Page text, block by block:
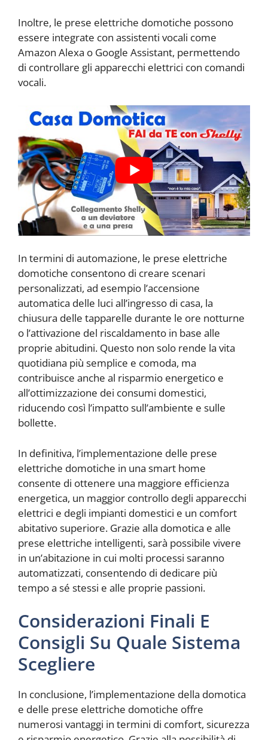
Inoltre, le prese elettriche domotiche possono
essere integrate con assistenti vocali come
Amazon Alexa o Google Assistant, permettendo
di controllare gli apparecchi elettrici con comandi
vocali.
In termini di automazione, le prese elettriche
domotiche consentono di creare scenari
personalizzati, ad esempio l’accensione
automatica delle luci all’ingresso di casa, la
chiusura delle tapparelle durante le ore notturne
o l’attivazione del riscaldamento in base alle
proprie abitudini. Questo non solo rende la vita
quotidiana più semplice e comoda, ma
contribuisce anche al risparmio energetico e
all’ottimizzazione dei consumi domestici,
riducendo così l’impatto sull’ambiente e sulle
bollette.
In definitiva, l’implementazione delle prese
elettriche domotiche in una smart home
consente di ottenere una maggiore efficienza
energetica, un maggior controllo degli apparecchi
elettrici e degli impianti domestici e un comfort
abitativo superiore. Grazie alla domotica e alle
prese elettriche intelligenti, sarà possibile vivere
in un’abitazione in cui molti processi saranno
automatizzati, consentendo di dedicare più
tempo a sé stessi e alle proprie passioni.
Considerazioni Finali E
Consigli Su Quale Sistema
Scegliere
In conclusione, l’implementazione della domotica
e delle prese elettriche domotiche offre
numerosi vantaggi in termini di comfort, sicurezza